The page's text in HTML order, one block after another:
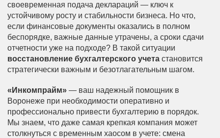
своевременная подача деклараций — ключ к
устойчивому росту и стабильности бизнеса. Но что,
если финансовые документы оказались в полном
беспорядке, важные данные утрачены, а сроки сдачи
отчетности уже на подходе? В такой ситуации
восстановление бухгалтерского учета становится
стратегически важным и безотлагательным шагом.
«Инкомпрайм» — ваш надежный помощник в
Воронеже при необходимости оперативно и
профессионально привести бухгалтерию в порядок.
Мы знаем, что даже самая крепкая компания может
столкнуться с временным хаосом в учете: смена